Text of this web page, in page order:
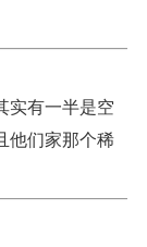
实有一半是空
他们家那个稀